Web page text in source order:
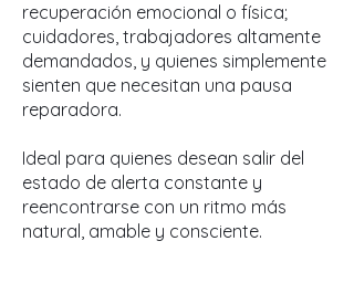
recuperación emocional o física;
cuidadores, trabajadores altamente
demandados, y quienes simplemente
sienten que necesitan una pausa
reparadora.
Ideal para quienes desean salir del
estado de alerta constante y
reencontrarse con un ritmo más
natural, amable y consciente.